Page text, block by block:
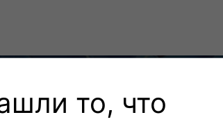
В
то, что